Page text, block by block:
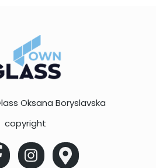
Oksana Boryslavska
copyright